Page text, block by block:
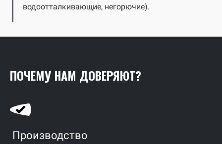
водоотталкивающие, негорючие).
ПОЧЕМУ НАМ ДОВЕРЯЮТ?
Производство